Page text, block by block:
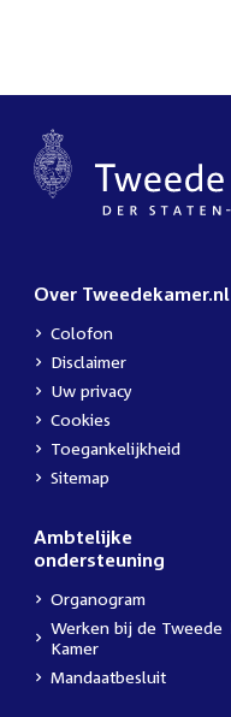
Over Tweedekamer.nl
Colofon
Disclaimer
Uw privacy
Cookies
Toegankelijkheid
Sitemap
Ambtelijke
ondersteuning
Organogram
External
link:
Werken bij de Tweede
Kamer
Mandaatbesluit